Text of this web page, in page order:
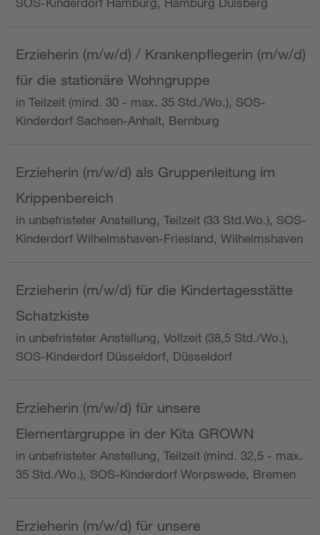
Erzieherin (m/w/d) / Krankenpflegerin (m/w/d)
für die stationäre Wohngruppe
in Teilzeit (mind. 30 - max. 35 Std./Wo.), SOS-
Kinderdorf Sachsen-Anhalt, Bernburg
Erzieherin (m/w/d) als Gruppenleitung im
Krippenbereich
in unbefristeter Anstellung, Teilzeit (33 Std.Wo.), SOS-
Kinderdorf Wilhelmshaven-Friesland, Wilhelmshaven
Erzieherin (m/w/d) für die Kindertagesstätte
Schatzkiste
in unbefristeter Anstellung, Vollzeit (38,5 Std./Wo.),
SOS-Kinderdorf Düsseldorf, Düsseldorf
Erzieherin (m/w/d) für unsere
Elementargruppe in der Kita GROWN
in unbefristeter Anstellung, Teilzeit (mind. 32,5 - max.
35 Std./Wo.), SOS-Kinderdorf Worpswede, Bremen
Erzieherin (m/w/d) für unsere